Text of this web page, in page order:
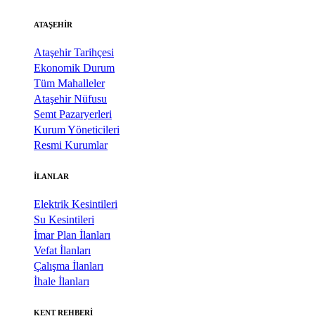
ATAŞEHİR
Ataşehir Tarihçesi
Ekonomik Durum
Tüm Mahalleler
Ataşehir Nüfusu
Semt Pazaryerleri
Kurum Yöneticileri
Resmi Kurumlar
İLANLAR
Elektrik Kesintileri
Su Kesintileri
İmar Plan İlanları
Vefat İlanları
Çalışma İlanları
İhale İlanları
KENT REHBERİ